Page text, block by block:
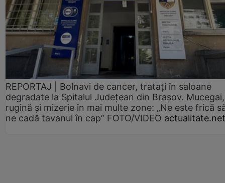
REPORTAJ | Bolnavi de cancer, tratați în saloane
degradate la Spitalul Județean din Brașov. Mucegai,
rugină și mizerie în mai multe zone: „Ne este frică
ne cadă tavanul în cap” FOTO/VIDEO actualitate.net